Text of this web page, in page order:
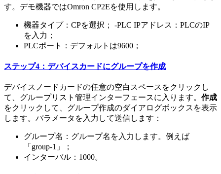
す。デモ機器ではOmron CP2Eを使用します。
機器タイプ：CPを選択； -PLC IPアドレス：PLCのIP
を入力；
PLCポート：デフォルトは9600；
ステップ4：デバイスカードにグループを作成
デバイスノードカードの任意の空白スペースをクリックし
て、グループリスト管理インターフェースに入ります。 作成
をクリックして、グループ作成のダイアログボックスを表示
します。パラメータを入力して送信します：
グループ名：グループ名を入力します。例えば
「group-1」；
インターバル：1000。